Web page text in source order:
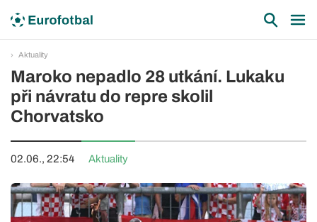
Aktuality
Maroko nepadlo 28 utkání. Lukaku
při návratu do repre skolil
Chorvatsko
02.06., 22:54 Aktuality